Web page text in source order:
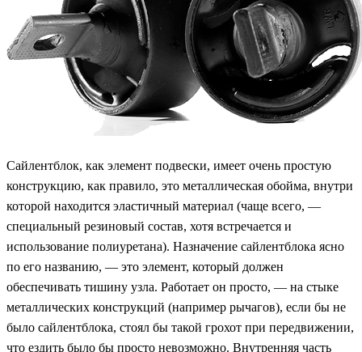
Сайлентблок, как элемент подвески, имеет очень простую
конструкцию, как правило, это металлическая обойма, внутри
которой находится эластичный материал (чаще всего, —
специальный резиновый состав, хотя встречается и
использование полиуретана). Назначение сайлентблока ясно
по его названию, — это элемент, который должен
обеспечивать тишину узла. Работает он просто, — на стыке
металлических конструкций (например рычагов), если бы не
было сайлентблока, стоял бы такой грохот при передвижении,
что ездить было бы просто невозможно. Внутренняя часть